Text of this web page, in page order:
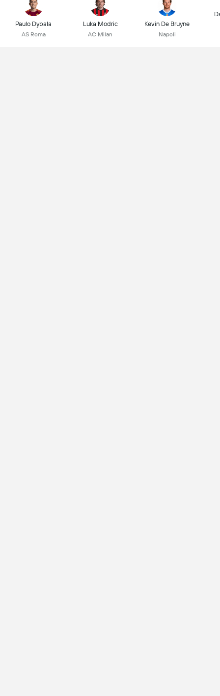
Paulo Dybala
AS Roma
Luka Modric
AC Milan
Kevin De Bruyne
Napoli